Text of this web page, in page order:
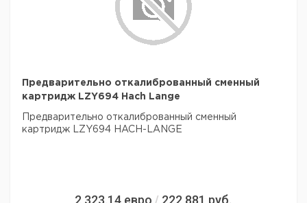
Предварительно откалиброванный сменный
картридж LZY694 Hach Lange
Предварительно откалиброванный сменный
картридж LZY694 HACH-LANGE
2 323,14 евро / 222 881 руб.